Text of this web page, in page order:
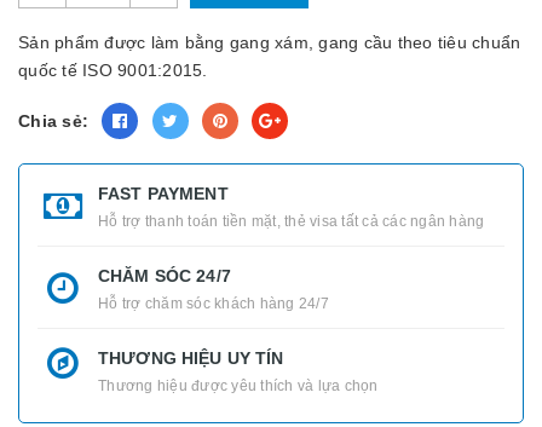
Sản phẩm được làm bằng gang xám, gang cầu theo tiêu chuẩn
quốc tế ISO 9001:2015.
Chia sẻ:
FAST PAYMENT
Hỗ trợ thanh toán tiền mặt, thẻ visa tất cả các ngân hàng
CHĂM SÓC 24/7
Hỗ trợ chăm sóc khách hàng 24/7
THƯƠNG HIỆU UY TÍN
Thương hiệu được yêu thích và lựa chọn